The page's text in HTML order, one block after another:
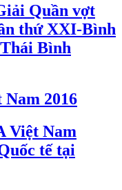
Quần vợt
thứ XXI-Bình
Bình
2016
Việt Nam
tế tại